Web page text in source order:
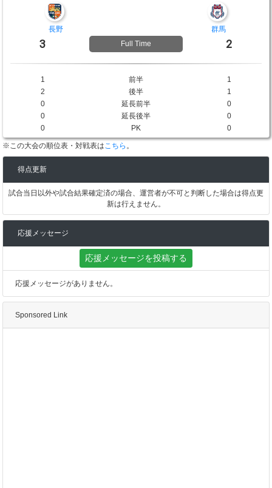
長野 群馬
3 Full Time 2
1 前半
1
2
後半
1
0
延長前半
0
0
延長後半
0
0
PK 0
※この大会の順位表・対戦表はこちら 。
得点更新
試合当日以外や試合結果確定済の場合、運営者が不可と判断した場合は得点更
新は行えません。
応援メッセージ
応援メッセージを投稿する
応援メッセージがありません。
Sponsored Link